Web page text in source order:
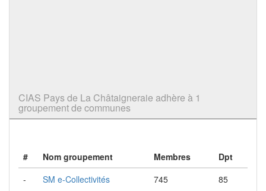
CIAS Pays de La Châtaigneraie adhère à 1
groupement de communes
# Nom groupement Membres
Dpt
-
SM e-Collectivités 745 85